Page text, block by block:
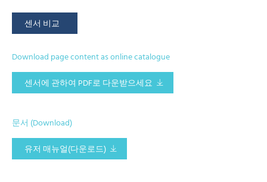
센서 비교
Download page content as online catalogue
센서에 관하여 PDF로 다운받으세요
문서 (Download)
유저 매뉴얼(다운로드)